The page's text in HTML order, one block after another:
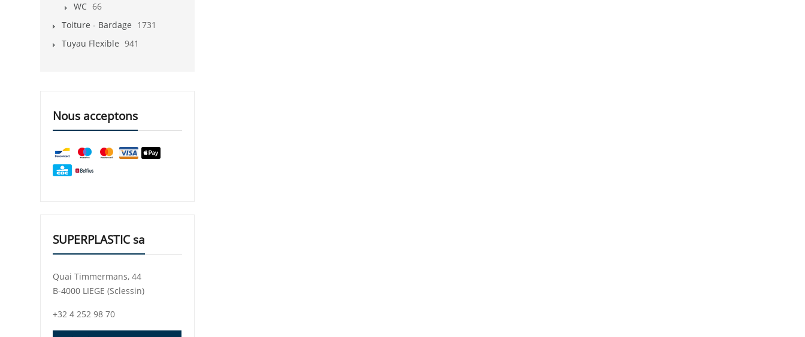
WC 66
Toiture - Bardage 1731
Tuyau Flexible 941
Nous acceptons
SUPERPLASTIC sa
Quai Timmermans, 44
B-4000 LIEGE (Sclessin)
+32 4 252 98 70